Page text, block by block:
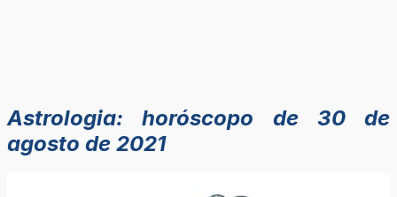
Astrologia: horóscopo de 30 de
agosto de 2021